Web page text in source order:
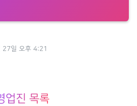
27일 오후 4:21
업진 목록